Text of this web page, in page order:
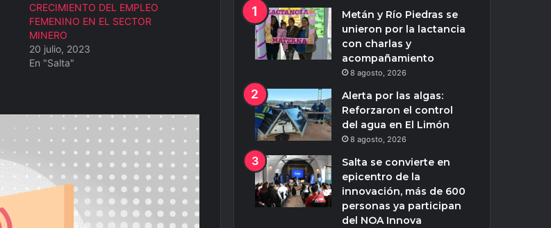
CRECIMIENTO DEL EMPLEO
FEMENINO EN EL SECTOR
MINERO
20 julio, 2023
En "Salta"
Metán y Río Piedras se
unieron por la lactancia
con charlas y
acompañamiento
8 agosto, 2026
Alerta por las algas:
Reforzaron el control
del agua en El Limón
8 agosto, 2026
Salta se convierte en
epicentro de la
innovación, más de 600
personas ya participan
del NOA Innova